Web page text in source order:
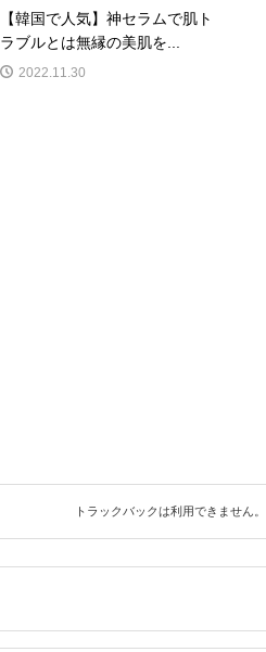
【韓国で人気】神セラムで肌ト
ラブルとは無縁の美肌を...
2022.11.30
トラックバックは利用できません。